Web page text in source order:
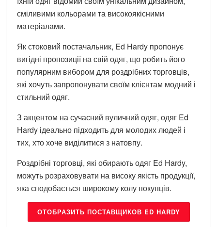
сміливими кольорами та високоякісними
матеріалами.
Як стоковий постачальник, Ed Hardy пропонує
вигідні пропозиції на свій одяг, що робить його
популярним вибором для роздрібних торговців,
які хочуть запропонувати своїм клієнтам модний і
стильний одяг.
З акцентом на сучасний вуличний одяг, одяг Ed
Hardy ідеально підходить для молодих людей і
тих, хто хоче виділитися з натовпу.
Роздрібні торговці, які обирають одяг Ed Hardy,
можуть розраховувати на високу якість продукції,
яка сподобається широкому колу покупців.
ОТОБРАЗИТЬ ПОСТАВЩИКОВ ED HARDY